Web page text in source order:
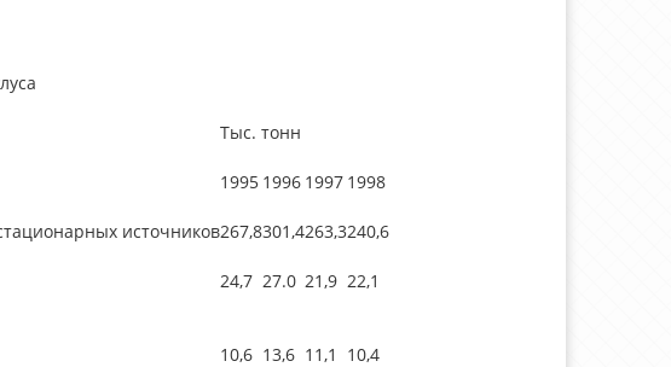
Тыс. тонн
1995 1996 1997 1998
источников267,8301,4263,3240,6
24,7 27.0 21,9 22,1
10,6 13,6 11,1 10,4